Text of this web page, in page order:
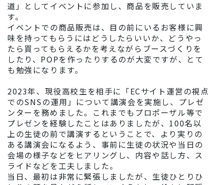
道」としてイベントに参加し、商品を販売していま
す。
イベントでの商品販売は、目の前にいるお客様に興
味を持ってもらうにはどうしたらいいか、どうやっ
たら買ってもらえるかを考えながらブースづくりを
したり、POPを作ったりするのが大変ですが、とて
も勉強になります。
2023年、現役高校生を相手に「ECサイト運営の視点
でのSNSの運用」について講演会を実施し、プレゼ
ンターを務めました。これまでもプロポーザル等で
プレゼンを経験したことはありましたが、100名以
上の生徒の前で講演するということで、より実りの
ある講演会になるよう、事前に生徒の状況や当日の
会場の様子などをヒアリングし、内容や話し方、ス
ライドなどを工夫しました。
当日、最初は非常に緊張しましたが、生徒ひとりひ